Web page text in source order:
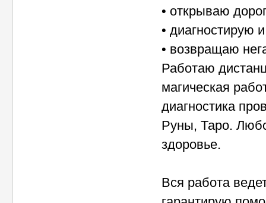
• открываю
• диагностирую
• возвращаю
Работаю
магическая
диагностика
Руны, Таро.
здоровье.
Вся работа